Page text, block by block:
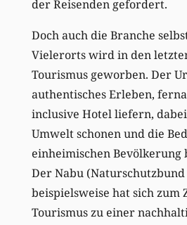
der Reisenden gefordert.
Doch auch die Branche
Vielerorts wird in den
Tourismus geworben. Der
authentisches Erleben,
inclusive Hotel liefern,
Umwelt schonen und die
einheimischen Bevölkerung
Der Nabu
beispielsweise hat sich zum
Tourismus zu einer